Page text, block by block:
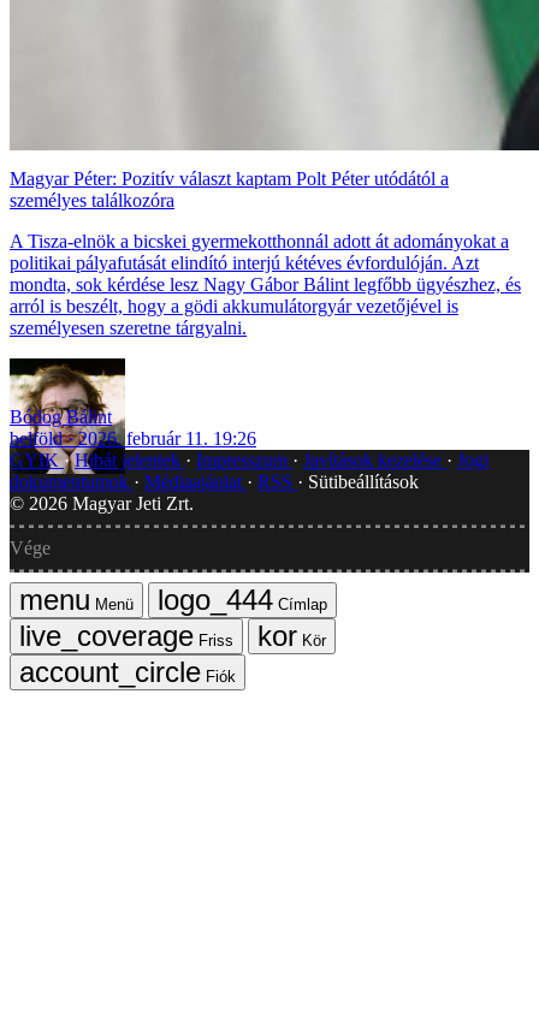
Magyar Péter: Pozitív választ kaptam Polt Péter utódától a
személyes találkozóra
A Tisza-elnök a bicskei gyermekotthonnál adott át adományokat a
politikai pályafutását elindító interjú kétéves évfordulóján. Azt
mondta, sok kérdése lesz Nagy Gábor Bálint legfőbb ügyészhez, és
arról is beszélt, hogy a gödi akkumulátorgyár vezetőjével is
személyesen szeretne tárgyalni.
Bódog Bálint
belföld
2026. február 11. 19:26
GYIK Hibát jelentek Impresszum Javítások kezelése
Jogi
dokumentumok
Médiaajánlat RSS
Sütibeállítások
© 2026 Magyar Jeti Zrt.
Vége
Menü
Címlap
Friss
Kör
Fiók